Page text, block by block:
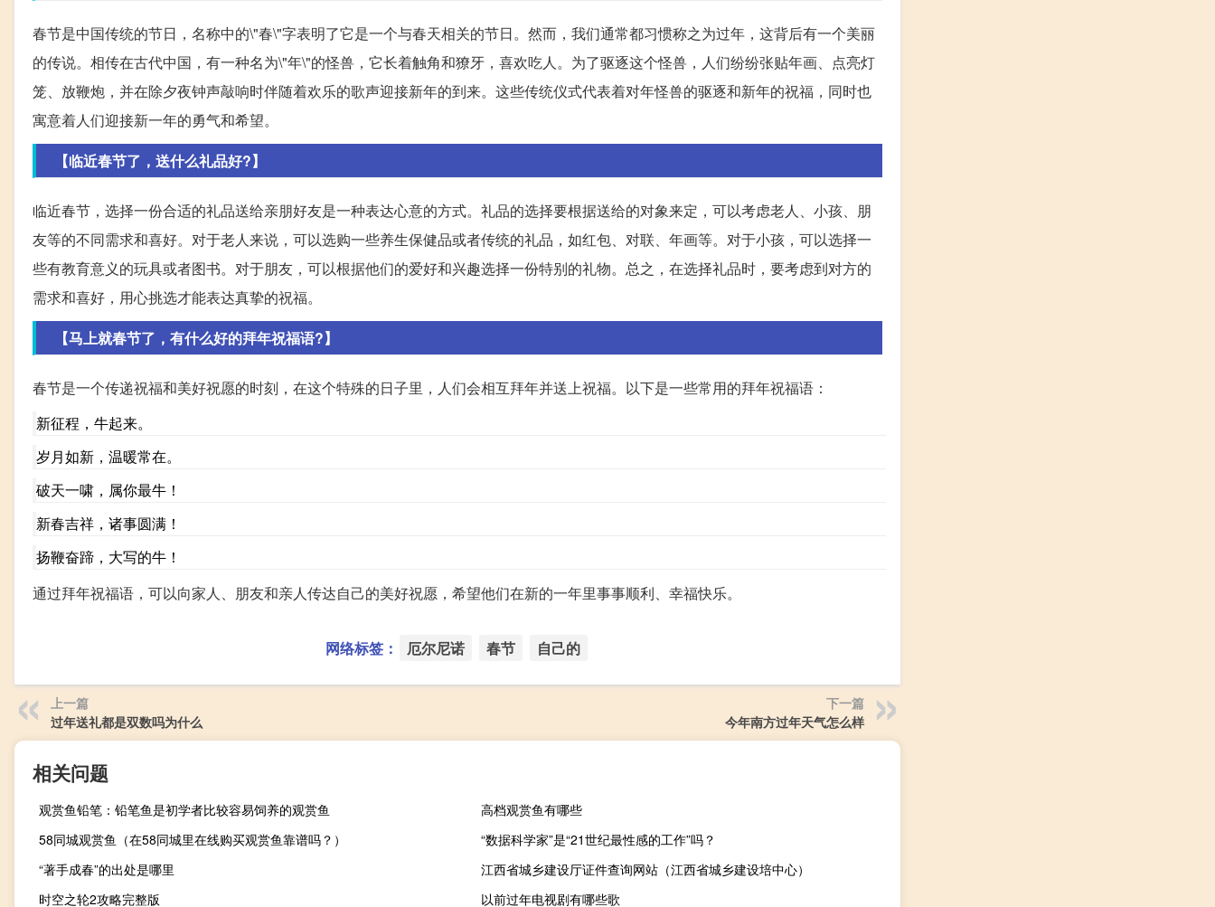
春节是中国传统的节日，名称中的\"春\"字表明了它是一个与春天相关的节日。然而，我们通常都习惯称之为过年，这背后有一个美丽
的传说。相传在古代中国，有一种名为\"年\"的怪兽，它长着触角和獠牙，喜欢吃人。为了驱逐这个怪兽，人们纷纷张贴年画、点亮灯
笼、放鞭炮，并在除夕夜钟声敲响时伴随着欢乐的歌声迎接新年的到来。这些传统仪式代表着对年怪兽的驱逐和新年的祝福，同时也
寓意着人们迎接新一年的勇气和希望。
【临近春节了，送什么礼品好?】
临近春节，选择一份合适的礼品送给亲朋好友是一种表达心意的方式。礼品的选择要根据送给的对象来定，可以考虑老人、小孩、朋
友等的不同需求和喜好。对于老人来说，可以选购一些养生保健品或者传统的礼品，如红包、对联、年画等。对于小孩，可以选择一
些有教育意义的玩具或者图书。对于朋友，可以根据他们的爱好和兴趣选择一份特别的礼物。总之，在选择礼品时，要考虑到对方的
需求和喜好，用心挑选才能表达真挚的祝福。
【马上就春节了，有什么好的拜年祝福语?】
春节是一个传递祝福和美好祝愿的时刻，在这个特殊的日子里，人们会相互拜年并送上祝福。以下是一些常用的拜年祝福语：
新征程，牛起来。
岁月如新，温暖常在。
破天一啸，属你最牛！
新春吉祥，诸事圆满！
扬鞭奋蹄，大写的牛！
通过拜年祝福语，可以向家人、朋友和亲人传达自己的美好祝愿，希望他们在新的一年里事事顺利、幸福快乐。
网络标签： 厄尔尼诺 春节 自己的
上一篇
过年送礼都是双数吗为什么
下一篇
今年南方过年天气怎么样
相关问题
观赏鱼铅笔：铅笔鱼是初学者比较容易饲养的观赏鱼
高档观赏鱼有哪些
58同城观赏鱼（在58同城里在线购买观赏鱼靠谱吗？）
“数据科学家”是“21世纪最性感的工作”吗？
“著手成春”的出处是哪里
江西省城乡建设厅证件查询网站（江西省城乡建设培中心）
时空之轮2攻略完整版
以前过年电视剧有哪些歌